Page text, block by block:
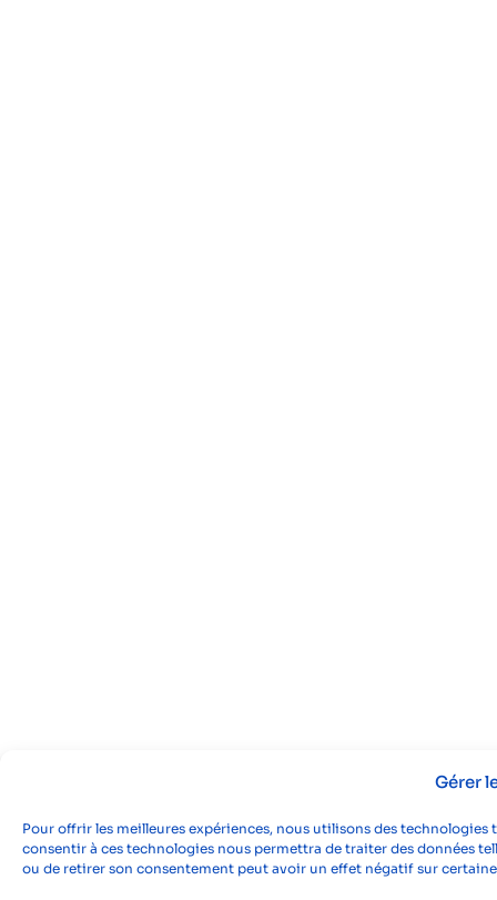
Gérer
Pour offrir les meilleures expériences, nous utilisons des
consentir à ces technologies nous permettra de traiter des données
ou de retirer son consentement peut avoir un effet négatif sur